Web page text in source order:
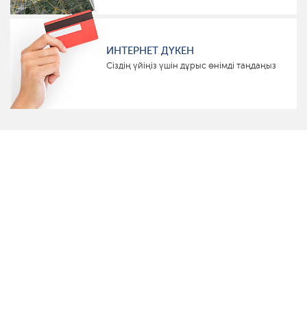
ИНТЕРНЕТ ДҮКЕН
Сіздің үйіңіз үшін дұрыс өнімді таңдаңыз